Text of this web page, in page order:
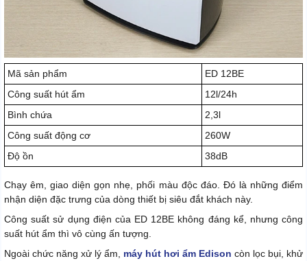
Mã sản phẩm
ED 12BE
Công suất hút ẩm
12l/24h
Bình chứa
2,3l
Công suất động cơ
260W
Độ ồn
38dB
Chạy êm, giao diện gọn nhẹ, phối màu độc đáo. Đó là những điểm
nhận diện đặc trưng của dòng thiết bị siêu đắt khách này.
Công suất sử dụng điện của ED 12BE không đáng kể, nhưng công
suất hút ẩm thì vô cùng ấn tượng.
Ngoài chức năng xử lý ẩm, máy hút hơi ẩm Edison còn lọc bụi, khử